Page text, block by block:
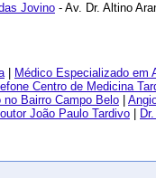
Jovino - Av. Dr. Altino
| Médico Especializado em
Centro de Medicina
no Bairro Campo Belo
João Paulo Tardivo